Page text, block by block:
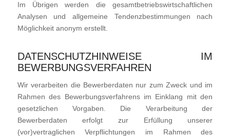
Im Übrigen werden die gesamtbetriebswirtschaftlichen
Analysen und allgemeine Tendenzbestimmungen nach
Möglichkeit anonym erstellt.
DATENSCHUTZHINWEISE IM
BEWERBUNGSVERFAHREN
Wir verarbeiten die Bewerberdaten nur zum Zweck und im
Rahmen des Bewerbungsverfahrens im Einklang mit den
gesetzlichen Vorgaben. Die Verarbeitung der
Bewerberdaten erfolgt zur Erfüllung unserer
(vor)vertraglichen Verpflichtungen im Rahmen des